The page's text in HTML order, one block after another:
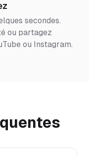
secondes.
ou partagez
ou Instagram.